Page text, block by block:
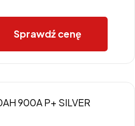
Sprawdź cenę